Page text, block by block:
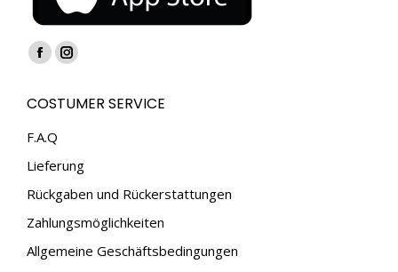
Finden Sie uns auf:
Facebook
opens
in
window
Instagram
opens
window
COSTUMER SERVICE
F.A.Q
Lieferung
Rückgaben und Rückerstattungen
Zahlungsmöglichkeiten
Allgemeine Geschäftsbedingungen